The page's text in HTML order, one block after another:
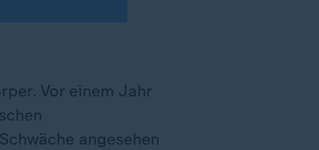
Vor einem Jahr
angesehen